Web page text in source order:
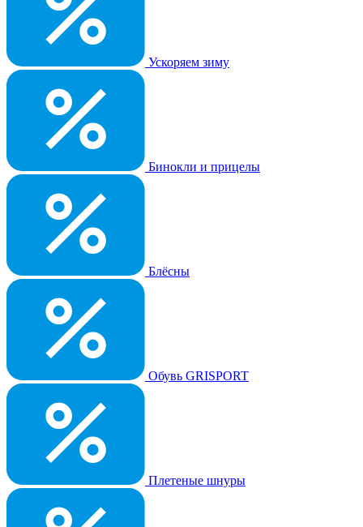
Ускоряем зиму
Бинокли и прицелы
Блёсны
Обувь GRISPORT
Плетеные шнуры